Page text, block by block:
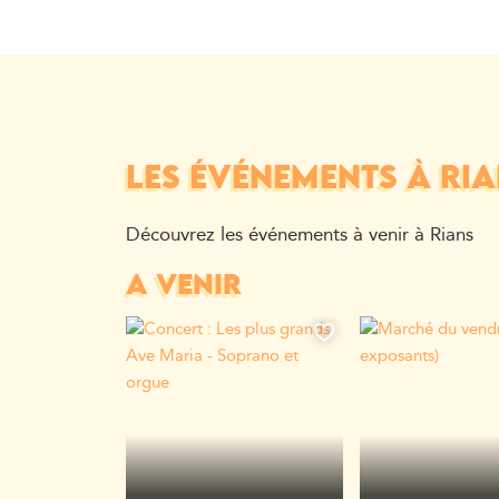
LES ÉVÉNEMENTS À
Découvrez les événements à venir à Rians
A VENIR